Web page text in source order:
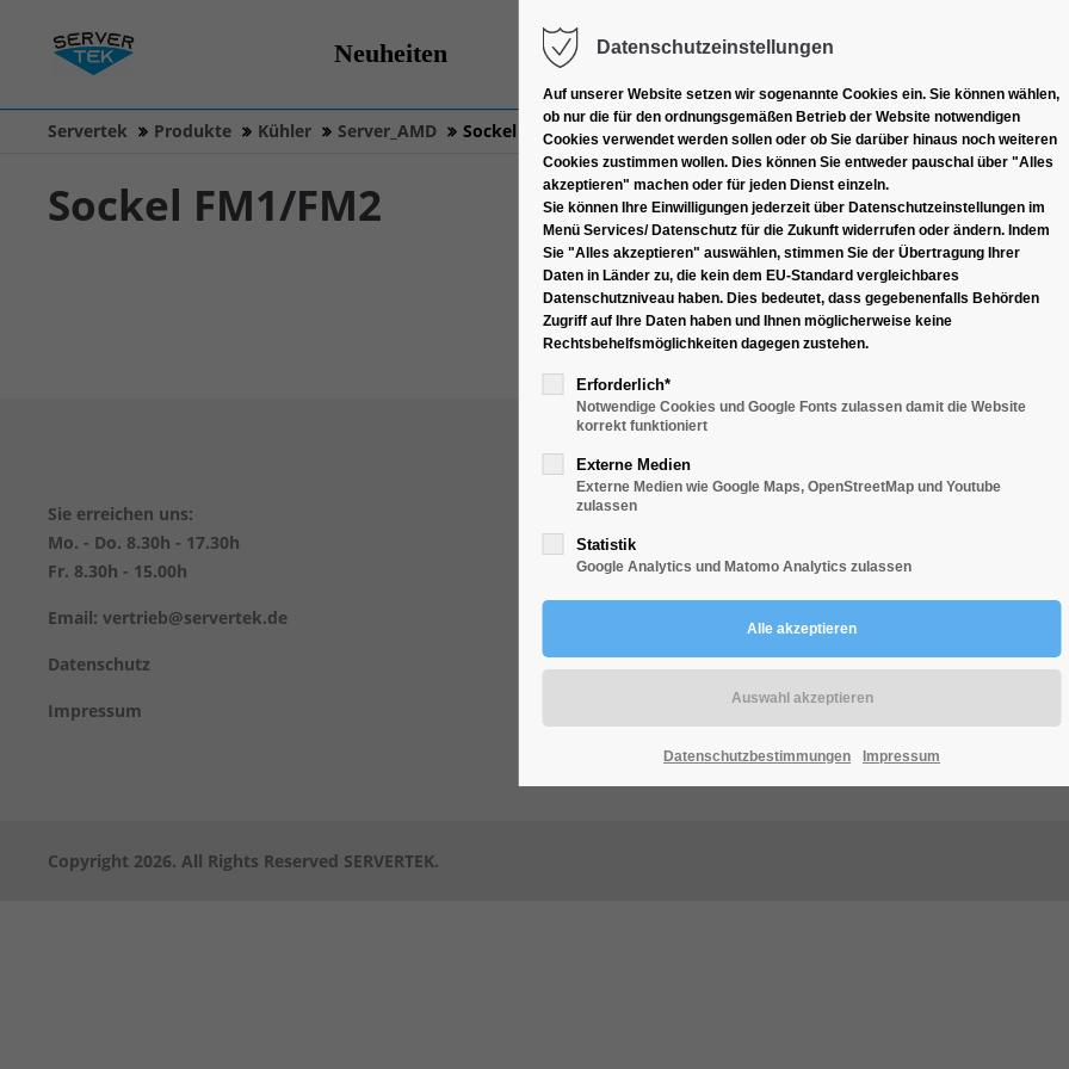
Neuheiten Produkte Gehäuseübersicht
Servertek Produkte Kühler Server_AMD Sockel FM1/FM2
Sockel FM1/FM2
Sie erreichen uns:
Mo. - Do. 8.30h - 17.30h
Fr. 8.30h - 15.00h
Email: vertrieb@servertek.de
Datenschutz
Impressum
Copyright 2026. All Rights Reserved SERVERTEK.
Datenschutzeinstellungen
Auf unserer Website setzen wir sogenannte Cookies ein. Sie können wählen,
ob nur die für den ordnungsgemäßen Betrieb der Website notwendigen
Cookies verwendet werden sollen oder ob Sie darüber hinaus noch weiteren
Cookies zustimmen wollen. Dies können Sie entweder pauschal über "Alles
akzeptieren" machen oder für jeden Dienst einzeln.
Sie können Ihre Einwilligungen jederzeit über Datenschutzeinstellungen im
Menü Services/ Datenschutz für die Zukunft widerrufen oder ändern. Indem
Sie "Alles akzeptieren" auswählen, stimmen Sie der Übertragung Ihrer
Daten in Länder zu, die kein dem EU-Standard vergleichbares
Datenschutzniveau haben. Dies bedeutet, dass gegebenenfalls Behörden
Zugriff auf Ihre Daten haben und Ihnen möglicherweise keine
Rechtsbehelfsmöglichkeiten dagegen zustehen.
Erforderlich*
Notwendige Cookies und Google Fonts zulassen damit die Website
korrekt funktioniert
Externe Medien
Externe Medien wie Google Maps, OpenStreetMap und Youtube
zulassen
Statistik
Google Analytics und Matomo Analytics zulassen
Datenschutzbestimmungen Impressum